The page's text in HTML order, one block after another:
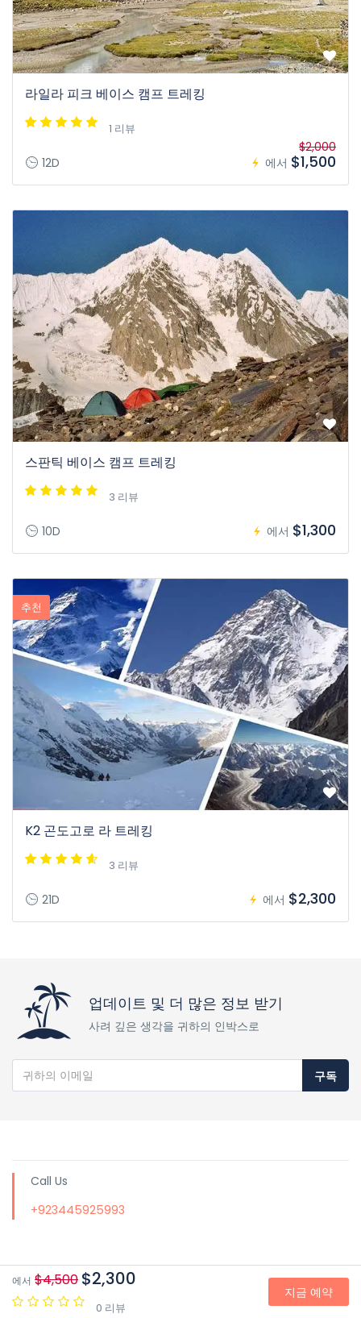
라일라 피크 베이스 캠프 트레킹
1 리뷰
12D 에서
$2,000
$1,500
스판틱 베이스 캠프 트레킹
3 리뷰
10D 에서 $1,300
추천
K2 곤도고로 라 트레킹
3 리뷰
21D 에서 $2,300
에서 $4,500 $2,300
0 리뷰
지금 예약
업데이트 및 더 많은 정보 받기
사려 깊은 생각을 귀하의 인박스로
구독
Call Us
+923445925993
Email for Us